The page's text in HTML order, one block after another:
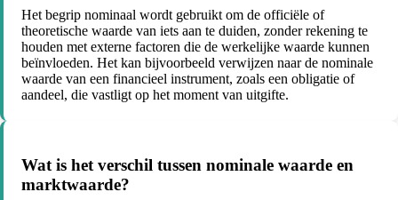
Het begrip nominaal wordt gebruikt om de officiële of
theoretische waarde van iets aan te duiden, zonder rekening te
houden met externe factoren die de werkelijke waarde kunnen
beïnvloeden. Het kan bijvoorbeeld verwijzen naar de nominale
waarde van een financieel instrument, zoals een obligatie of
aandeel, die vastligt op het moment van uitgifte.
Wat is het verschil tussen nominale waarde en
marktwaarde?